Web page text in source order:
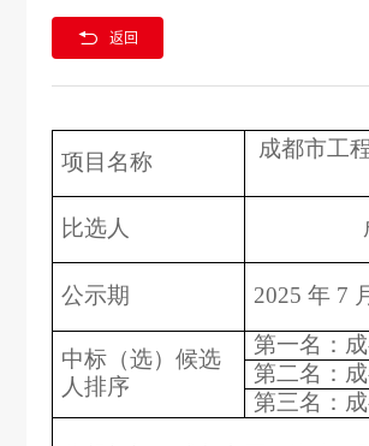
 返回
项目名称
成都市工
比选人
公示期 2025 年 7
中标（选）候选
人排序
第一名：
第二名：
第三名：